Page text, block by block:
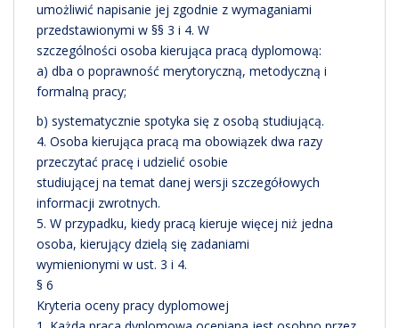
umożliwić napisanie jej zgodnie z wymaganiami
przedstawionymi w §§ 3 i 4. W
szczególności osoba kierująca pracą dyplomową:
a) dba o poprawność merytoryczną, metodyczną i
formalną pracy;
b) systematycznie spotyka się z osobą studiującą.
4. Osoba kierująca pracą ma obowiązek dwa razy
przeczytać pracę i udzielić osobie
studiującej na temat danej wersji szczegółowych
informacji zwrotnych.
5. W przypadku, kiedy pracą kieruje więcej niż jedna
osoba, kierujący dzielą się zadaniami
wymienionymi w ust. 3 i 4.
§ 6
Kryteria oceny pracy dyplomowej